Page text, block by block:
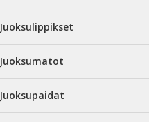
Juoksulippikset
Juoksumatot
Juoksupaidat